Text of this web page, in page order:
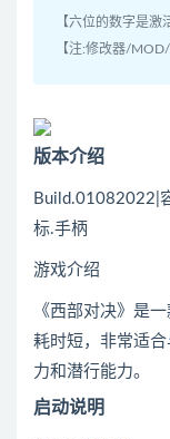
【六位的数字是激
【注:修改器/
版本介绍
Build.01082022|
标.手柄
游戏介绍
《西部对决》是
耗时短，非常适
力和潜行能力。
启动说明